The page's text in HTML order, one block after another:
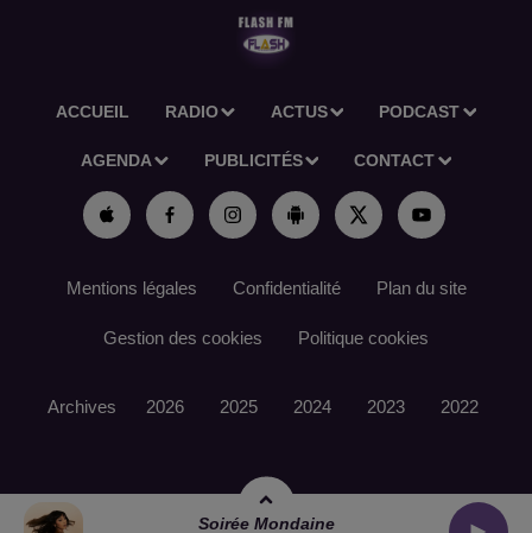
Soirée Mondaine
ACCUEIL RADIO ACTUS PODCAST
AGENDA PUBLICITÉS CONTACT
Mentions légales Confidentialité Plan du site
Gestion des cookies Politique cookies
Archives 2026 2025 2024 2023 2022